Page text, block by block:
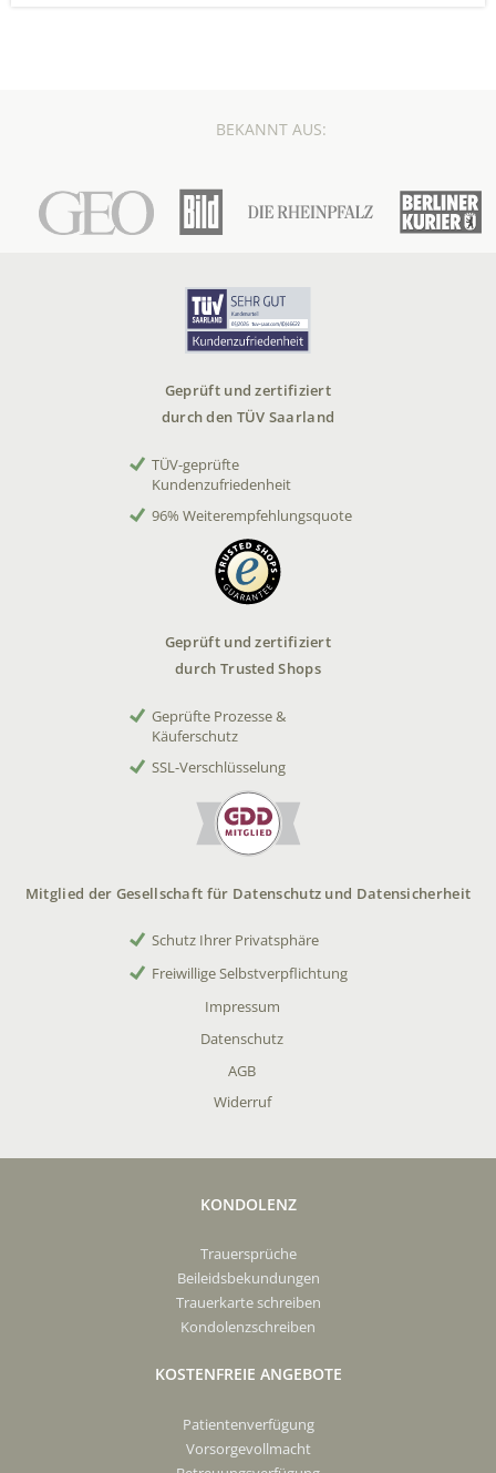
BEKANNT AUS:
Geprüft und zertifiziert
durch den TÜV Saarland
TÜV-geprüfte
Kundenzufriedenheit
96% Weiterempfehlungsquote
Geprüft und zertifiziert
durch Trusted Shops
Geprüfte Prozesse &
Käuferschutz
SSL-Verschlüsselung
Mitglied der Gesellschaft für Datenschutz und Datensicherheit
Schutz Ihrer Privatsphäre
Freiwillige Selbstverpflichtung
Impressum
Datenschutz
AGB
Widerruf
KONDOLENZ
Trauersprüche
Beileidsbekundungen
Trauerkarte schreiben
Kondolenzschreiben
KOSTENFREIE ANGEBOTE
Patientenverfügung
Vorsorgevollmacht